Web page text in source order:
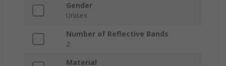
Gender
Unisex
Number of Reflective Bands
2
Material